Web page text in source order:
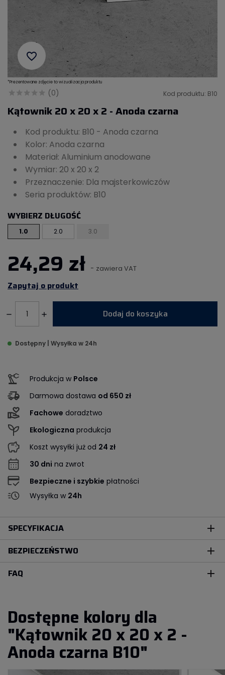
favorite_border
*Prezentowane zdjęcie to wizualizacja produktu
(0) Kod produktu: B10
Kątownik 20 x 20 x 2 - Anoda czarna
Kod produktu: B10 - Anoda czarna
Kolor: Anoda czarna
Materiał: Aluminium anodowane
Wymiar: 20 x 20 x 2
Przeznaczenie: Dla majsterkowiczów
Seria produktów: B10
WYBIERZ DŁUGOŚĆ
1.0 2.0 3.0
24,29 zł - zawiera VAT
Zapytaj o produkt
Dodaj do koszyka
Dostępny | Wysyłka w 24h
Produkcja w Polsce
Darmowa dostawa od 650 zł
Fachowe doradztwo
Ekologiczna produkcja
Koszt wysyłki już od 24 zł
30 dni na zwrot
Bezpieczne i szybkie płatności
Wysyłka w 24h
SPECYFIKACJA add
BEZPIECZEŃSTWO add
FAQ add
Dostępne kolory dla
"Kątownik 20 x 20 x 2 -
Anoda czarna B10"